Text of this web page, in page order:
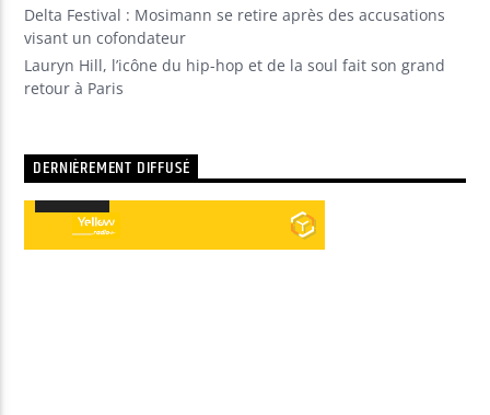
Delta Festival : Mosimann se retire après des accusations
visant un cofondateur
Lauryn Hill, l’icône du hip-hop et de la soul fait son grand
retour à Paris
DERNIÈREMENT DIFFUSÉ
Lecteur
audio